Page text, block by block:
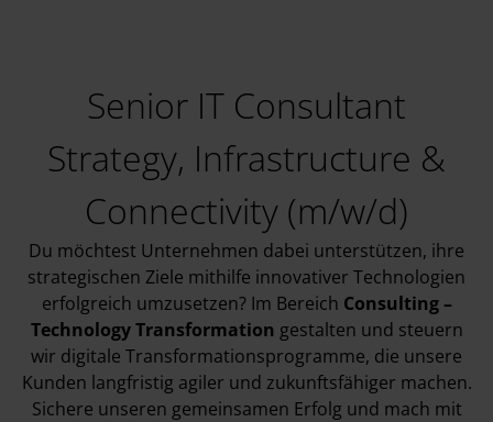
Senior IT Consultant
Strategy, Infrastructure &
Connectivity (m/w/d)
Du möchtest Unternehmen dabei unterstützen, ihre
strategischen Ziele mithilfe innovativer Technologien
erfolgreich umzusetzen? Im Bereich Consulting –
Technology Transformation gestalten und steuern
wir digitale Transformationsprogramme, die unsere
Kunden langfristig agiler und zukunftsfähiger machen.
Sichere unseren gemeinsamen Erfolg und mach mit